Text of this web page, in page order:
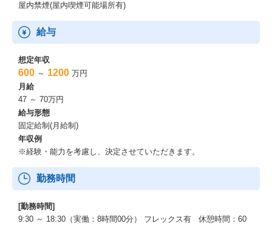
な課題については、社内のクラウド領域専門チーム、セキュリテ
ィチームと連携して対応していきます。
屋内禁煙(屋内喫煙可能場所有)
給与
想定年収
600 ～ 1200 万円
月給
47 ～ 70万円
給与形態
固定給制(月給制)
年収例
※経験・能力を考慮し、決定させていただきます。
勤務時間
[勤務時間]
9:30 ～ 18:30（実働：8時間00分） フレックス有 休憩時間：60